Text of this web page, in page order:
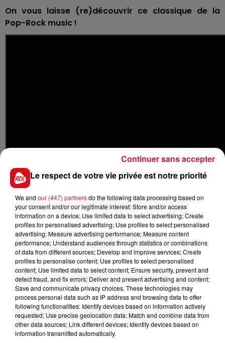
On vous laisse (re)découvrir ce classique de la
Pop-Rock music !
Histoire du titre
Dévoilé sur l'album Jazz, ce titre écrit par Freddie
Mercury reste l'un des plus grands succès du groupe.
Ce morceau a d'ailleurs été enregistré dans un studio
Français en 1978. Les paroles racontent l'histoire de
Lady Godiva, une noble Anglaise, qui d'après les
rumeurs, aurait traversé les rues de son village à
cheval, entièrement nue, pour convaincre son mari de
diminuer les impôts de l'époque. Un sujet décalé
correspondant parfaitement à l'image du groupe et à
celle de son leader Freddie Mercury.
Le respect de votre vie privée est notre priorité
We and our (447) partnersdo the following data processing based on
your consent and/or our legitimate interest: Store and/or access
information on a device; Use limited data to select advertising; Create
profiles for personalised advertising; Use profiles to select personalised
advertising; Measure advertising performance; Measure content
performance; Understand audiences through statistics or combinations
of data from different sources; Develop and improve services; Create
profiles to personalise content; Use profiles to select personalised
content; Use limited data to select content; Ensure security, prevent and
detect fraud, and fix errors; Deliver and present advertising and content;
Save and communicate privacy choices. These technologies may
process personal data such as IP address and browsing data to offer
following functionalities: Identify devices based on information actively
requested; Use precise geolocation data; Match and combine data from
other data sources; Link different devices; Identify devices based on
information transmitted automatically.
Continuer sans accepter